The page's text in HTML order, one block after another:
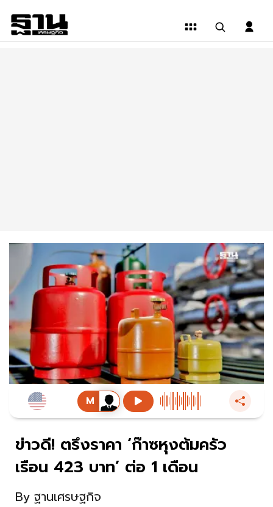
ข่าวดี! ตรึงราคา ‘ก๊าซหุงต้มครัว
เรือน 423 บาท’ ต่อ 1 เดือน
By ฐานเศรษฐกิจ